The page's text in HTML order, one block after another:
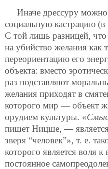
Иначе дрессуру можно
социальную кастрацию
С той лишь разницей, что
на убийство желания как
переориентацию его
объекта: вместо
раз подставляют
желания приходят в
которого мир — объект
орудием культуры. «
пишет Ницше, —
зверя “человек”», т. е.
которого является воля к
постоянное